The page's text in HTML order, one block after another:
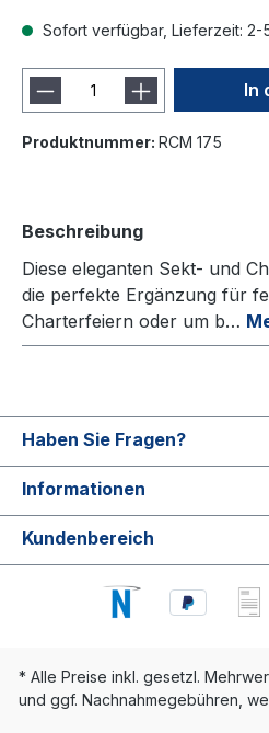
Sofort verfügbar, Lieferzeit: 2-
In
Produktnummer: RCM 175
Beschreibung
Diese eleganten Sekt- und
die perfekte Ergänzung für
Charterfeiern oder um b…
Haben Sie Fragen?
Informationen
Kundenbereich
* Alle Preise inkl. gesetzl.
und ggf. Nachnahmegebühren,